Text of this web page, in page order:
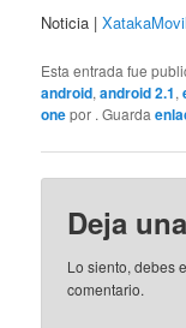
Noticia |XatakaMovil
Esta entrada fue
android,android 2.1,
onepor . Guarda
Deja
Lo siento, debes
comentario.